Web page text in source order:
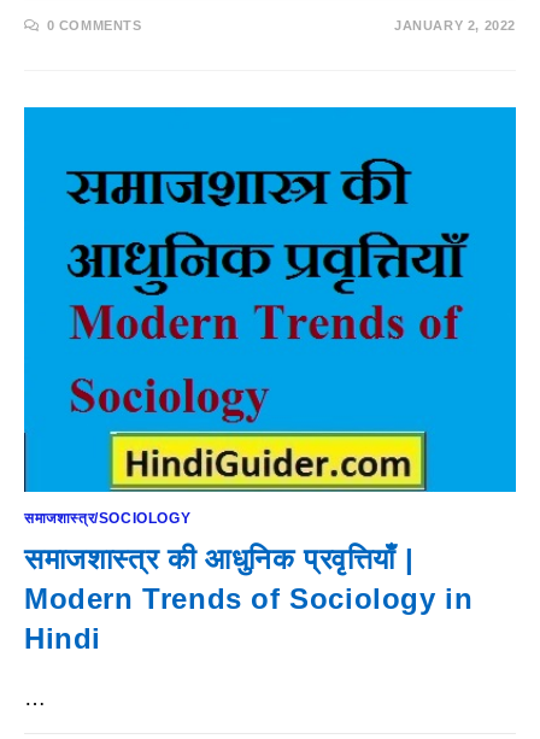
0 COMMENTS JANUARY 2, 2022
समाजशास्त्र/SOCIOLOGY
समाजशास्त्र की आधुनिक प्रवृत्तियाँ |
Modern Trends of Sociology in
Hindi
…